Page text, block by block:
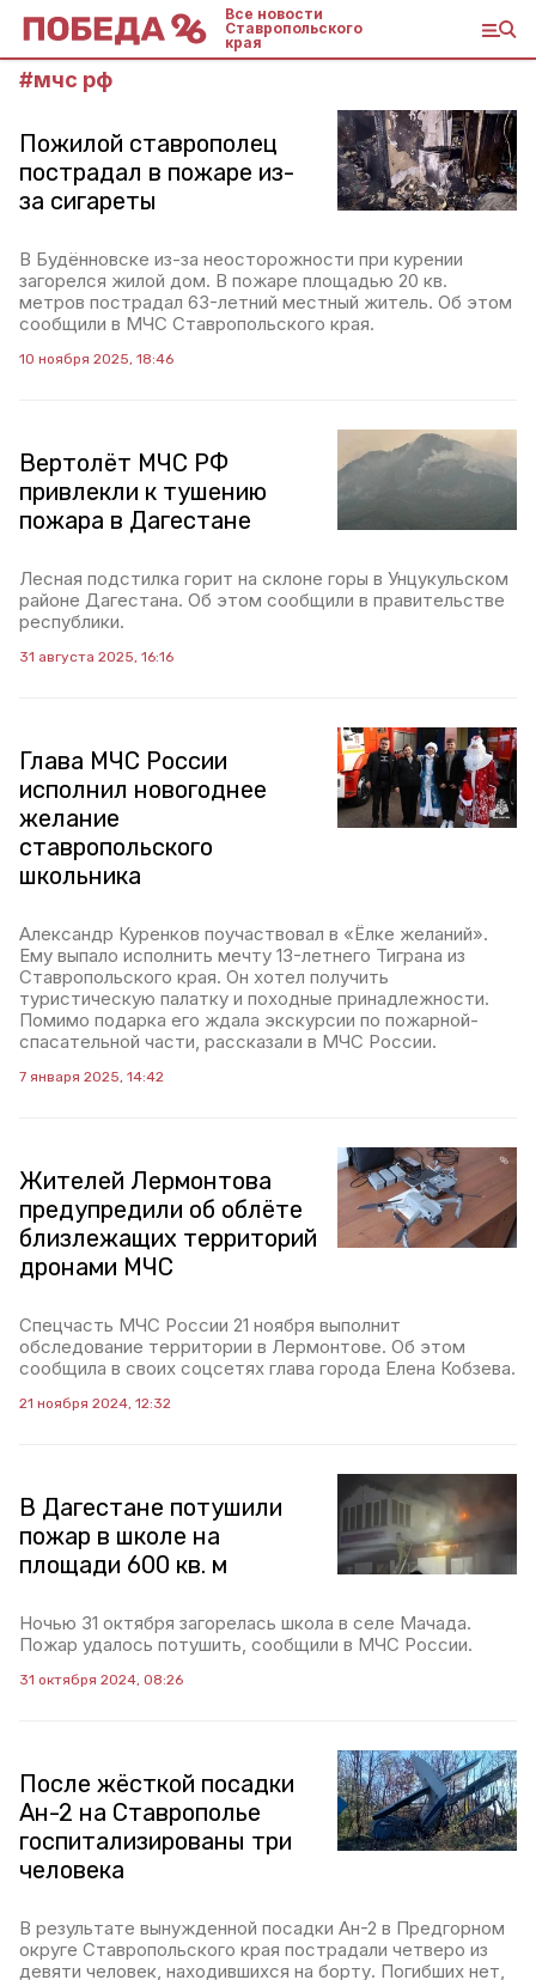
Все новости
Ставропольского
края
#мчс рф
Пожилой ставрополец
пострадал в пожаре из-
за сигареты
В Будённовске из-за неосторожности при курении
загорелся жилой дом. В пожаре площадью 20 кв.
метров пострадал 63-летний местный житель. Об этом
сообщили в МЧС Ставропольского края.
10 ноября 2025, 18:46
Вертолёт МЧС РФ
привлекли к тушению
пожара в Дагестане
Лесная подстилка горит на склоне горы в Унцукульском
районе Дагестана. Об этом сообщили в правительстве
республики.
31 августа 2025, 16:16
Глава МЧС России
исполнил новогоднее
желание
ставропольского
школьника
Александр Куренков поучаствовал в «Ёлке желаний».
Ему выпало исполнить мечту 13-летнего Тиграна из
Ставропольского края. Он хотел получить
туристическую палатку и походные принадлежности.
Помимо подарка его ждала экскурсии по пожарной-
спасательной части, рассказали в МЧС России.
7 января 2025, 14:42
Жителей Лермонтова
предупредили об облёте
близлежащих территорий
дронами МЧС
Спецчасть МЧС России 21 ноября выполнит
обследование территории в Лермонтове. Об этом
сообщила в своих соцсетях глава города Елена Кобзева.
21 ноября 2024, 12:32
В Дагестане потушили
пожар в школе на
площади 600 кв. м
Ночью 31 октября загорелась школа в селе Мачада.
Пожар удалось потушить, сообщили в МЧС России.
31 октября 2024, 08:26
После жёсткой посадки
Ан-2 на Ставрополье
госпитализированы три
человека
В результате вынужденной посадки Ан-2 в Предгорном
округе Ставропольского края пострадали четверо из
девяти человек, находившихся на борту. Погибших нет,